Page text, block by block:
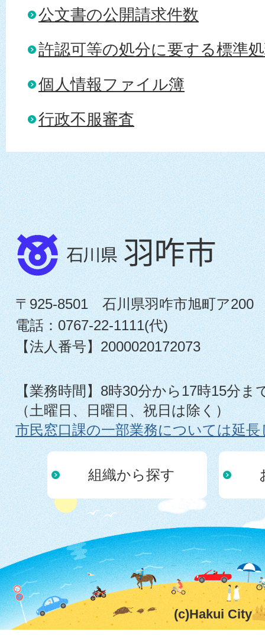
公文書の公開請求件数
許認可等の処分に要する標準
個人情報ファイル簿
行政不服審査
〒925-8501 石川県羽咋市旭町ア200
電話：0767-22-1111(代)
【法人番号】2000020172073
【業務時間】8時30分から17時15分ま
（土曜日、日曜日、祝日は除く）
市民窓口課の一部業務については延
組織から探す
(c)Hakui City